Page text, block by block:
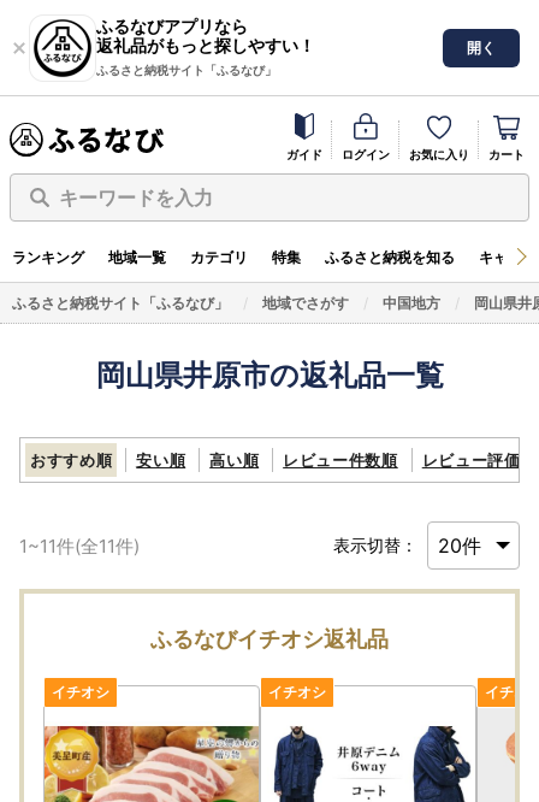
ふるなびアプリなら
返礼品がもっと探しやすい！
ふるさと納税サイト「ふるなび」
開く
ガイド ログイン お気に入り カート
キーワードを入力
ランキング 地域一覧 カテゴリ 特集 ふるさと納税を知る キャン
ふるさと納税サイト「ふるなび」 地域でさがす 中国地方 岡山県井
岡山県井原市の返礼品一覧
おすすめ順 安い順 高い順 レビュー件数順 レビュー評価順
1~11件(全11件) 表示切替：
ふるなびイチオシ返礼品